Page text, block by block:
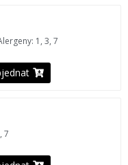
1, 3, 7
7